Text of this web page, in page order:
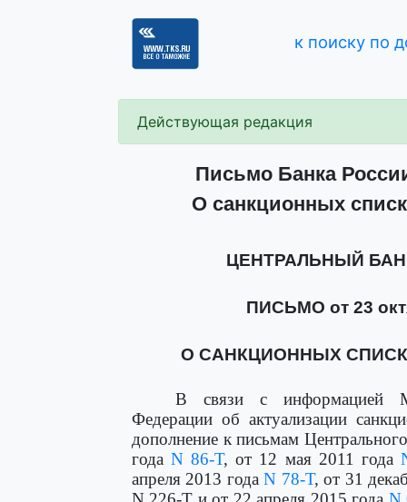
к поиску по
Действующая редакция
Письмо Банка
О санкционных
ЦЕНТРАЛЬНЫЙ
ПИСЬМО от 23
О САНКЦИОННЫХ
В связи с информацией
Федерации об актуализации
дополнение к письмам
годаN 86-Т, от 12 мая 2011 года
апреля 2013 годаN 78-Т, от 31